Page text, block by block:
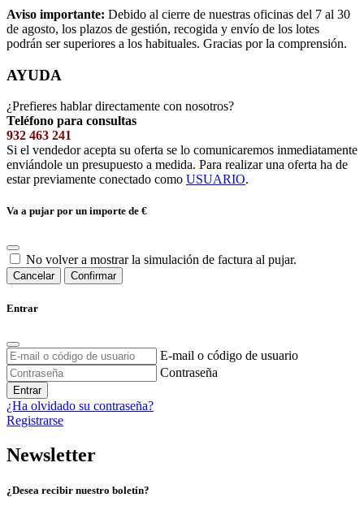
Aviso importante: Debido al cierre de nuestras oficinas del 7 al 30
de agosto, los plazos de gestión, recogida y envío de los lotes
podrán ser superiores a los habituales. Gracias por la comprensión.
AYUDA
¿Prefieres hablar directamente con nosotros?
Teléfono para consultas
932 463 241
Si el vendedor acepta su oferta se lo comunicaremos inmediatamente
enviándole un presupuesto a medida. Para realizar una oferta ha de
estar previamente conectado como USUARIO.
Va a pujar por un importe de €
No volver a mostrar la simulación de factura al pujar.
Cancelar Confirmar
Entrar
E-mail o código de usuario
Contraseña
Entrar
¿Ha olvidado su contraseña?
Registrarse
Newsletter
¿Desea recibir nuestro boletín?